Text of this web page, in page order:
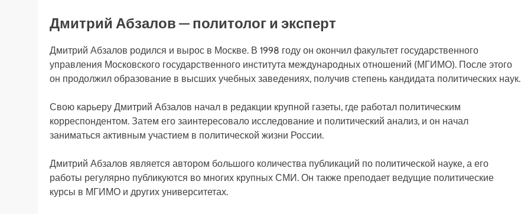
Дмитрий Абзалов — политолог и эксперт
Дмитрий Абзалов родился и вырос в Москве. В 1998 году он окончил факультет государственного
управления Московского государственного института международных отношений (МГИМО). После этого
он продолжил образование в высших учебных заведениях, получив степень кандидата политических наук.
Свою карьеру Дмитрий Абзалов начал в редакции крупной газеты, где работал политическим
корреспондентом. Затем его заинтересовало исследование и политический анализ, и он начал
заниматься активным участием в политической жизни России.
Дмитрий Абзалов является автором большого количества публикаций по политической науке, а его
работы регулярно публикуются во многих крупных СМИ. Он также преподает ведущие политические
курсы в МГИМО и других университетах.